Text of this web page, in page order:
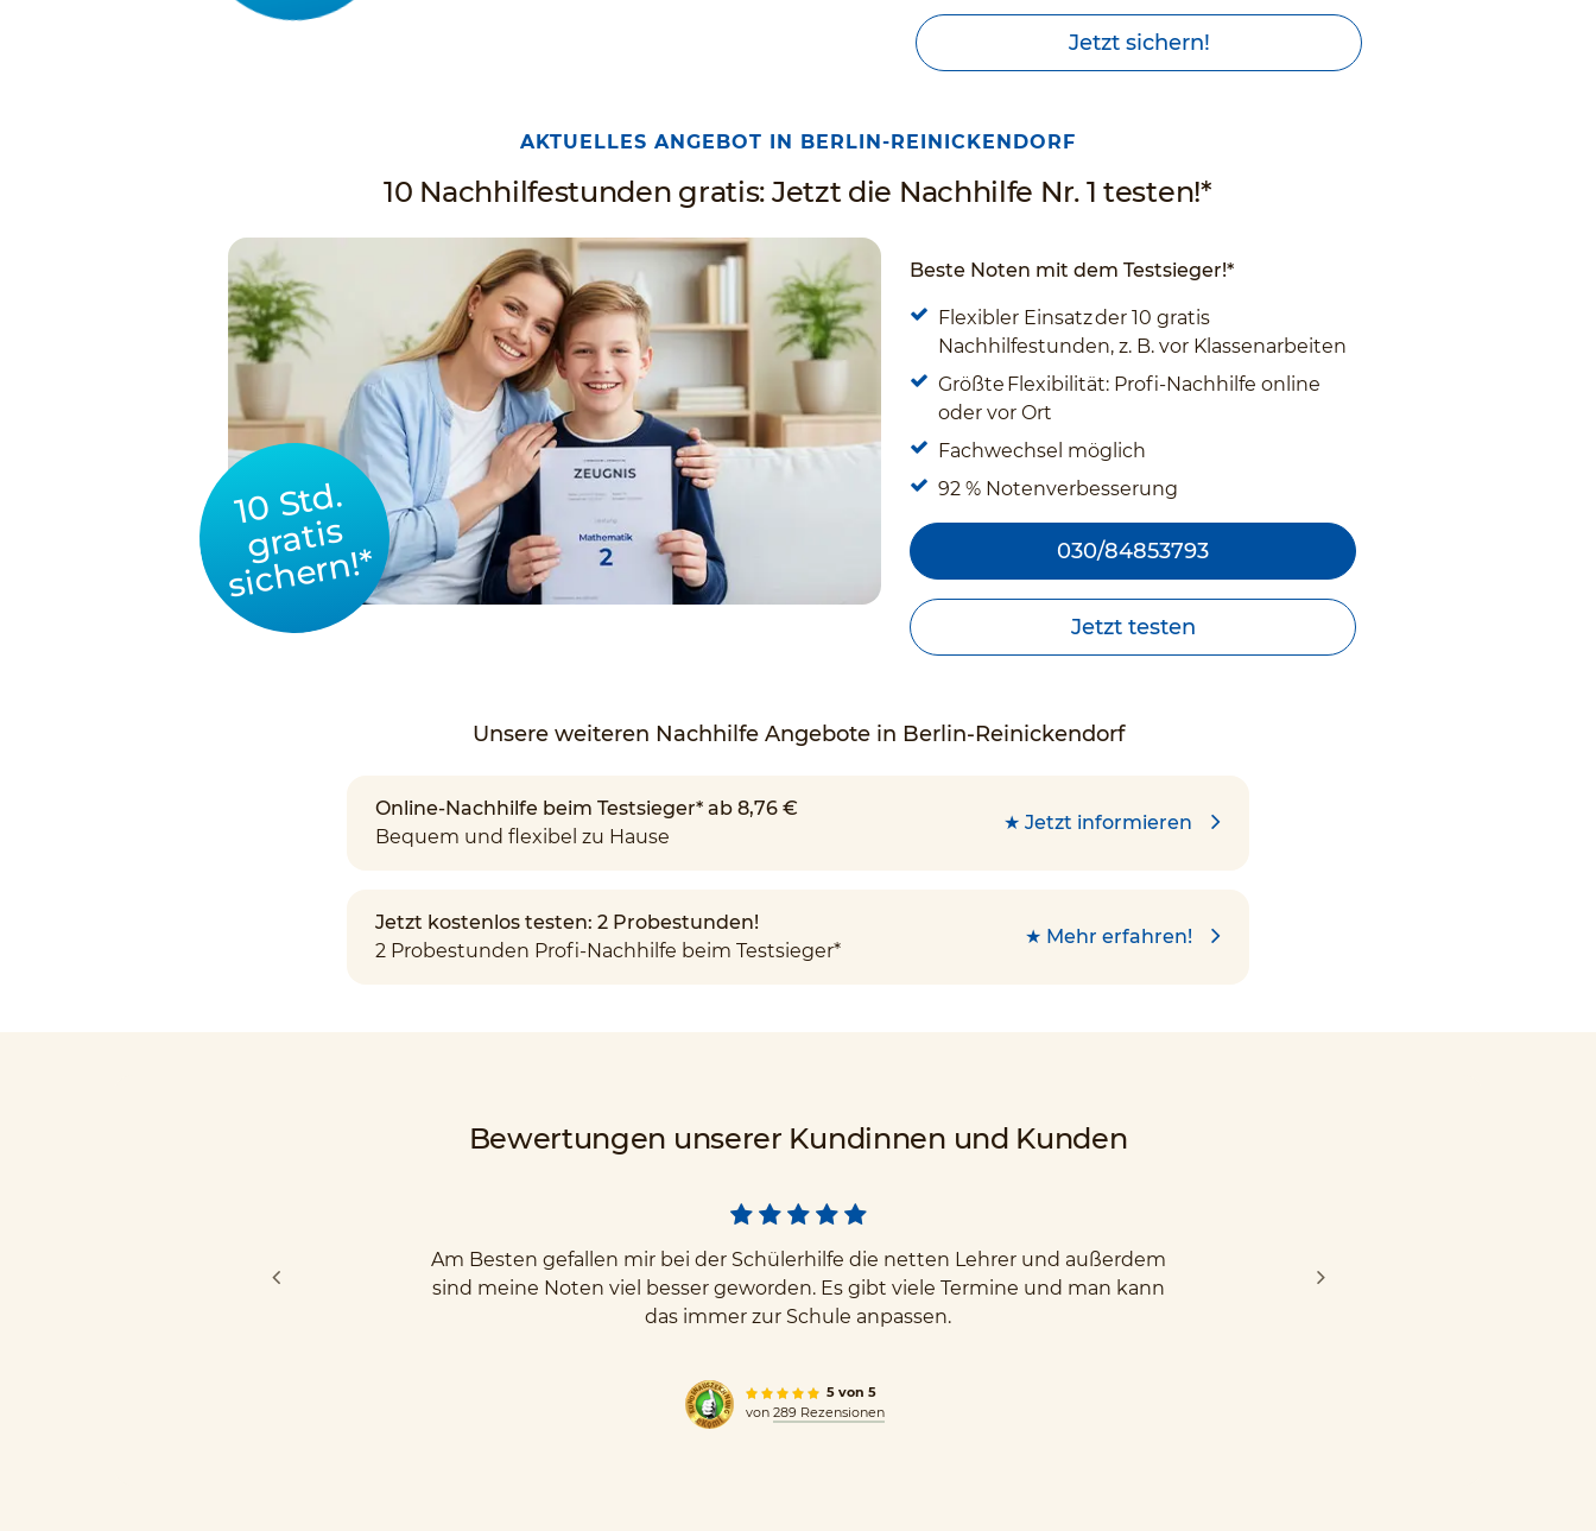
Jetzt sichern!
AKTUELLES ANGEBOT IN BERLIN-REINICKENDORF
10 Nachhilfestunden gratis: Jetzt die Nachhilfe Nr. 1 testen!*
10 Std.
gratis
sichern!*
Beste Noten mit dem Testsieger!*
Flexibler Einsatz der 10 gratis
Nachhilfestunden, z. B. vor Klassenarbeiten
Größte Flexibilität: Profi-Nachhilfe online
oder vor Ort
Fachwechsel möglich
92 % Notenverbesserung
030/84853793
Jetzt testen
Unsere weiteren Nachhilfe Angebote in Berlin-Reinickendorf
Online-Nachhilfe beim Testsieger* ab 8,76 €
Bequem und flexibel zu Hause
★ Jetzt informieren
Jetzt kostenlos testen: 2 Probestunden!
2 Probestunden Profi-Nachhilfe beim Testsieger*
★ Mehr erfahren!
Bewertungen unserer Kundinnen und Kunden
Am Besten gefallen mir bei der Schülerhilfe die netten Lehrer und außerdem
sind meine Noten viel besser geworden. Es gibt viele Termine und man kann
das immer zur Schule anpassen.
5 von 5
von 289 Rezensionen